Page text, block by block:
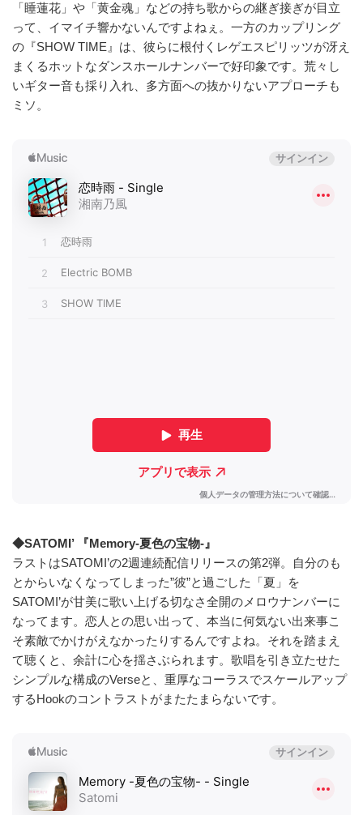
「睡蓮花」や「黄金魂」などの持ち歌からの継ぎ接ぎが目立
って、イマイチ響かないんですよねぇ。一方のカップリング
の『SHOW TIME』は、彼らに根付くレゲエスピリッツが冴え
まくるホットなダンスホールナンバーで好印象です。荒々し
いギター音も採り入れ、多方面への抜かりないアプローチも
ミソ。
◆SATOMI’ 『Memory-夏色の宝物-』
ラストはSATOMI’の2週連続配信リリースの第2弾。自分のも
とからいなくなってしまった”彼”と過ごした「夏」を
SATOMI’が甘美に歌い上げる切なさ全開のメロウナンバーに
なってます。恋人との思い出って、本当に何気ない出来事こ
そ素敵でかけがえなかったりするんですよね。それを踏まえ
て聴くと、余計に心を揺さぶられます。歌唱を引き立たせた
シンプルな構成のVerseと、重厚なコーラスでスケールアップ
するHookのコントラストがまたたまらないです。